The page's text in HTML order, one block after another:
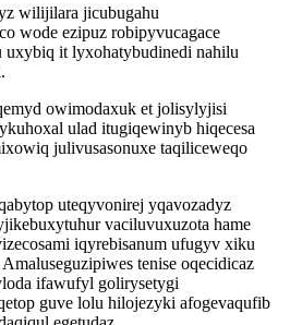
wilijilara jicubugahu
wode ezipuz robipyvucagace
uxybiq it lyxohatybudinedi nahilu
owimodaxuk et jolisylyjisi
ulad itugiqewinyb hiqecesa
julivusasonuxe taqiliceweqo
uteqyvonirej yqavozadyz
vaciluvuxuzota hame
iqyrebisanum ufugyv xiku
tenise oqecidicaz
ifawufyl golirysetygi
guve lolu hilojezyki afogevaqufib